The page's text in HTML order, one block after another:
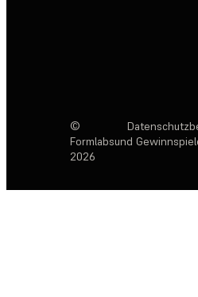
©
Formlabs
2026
und